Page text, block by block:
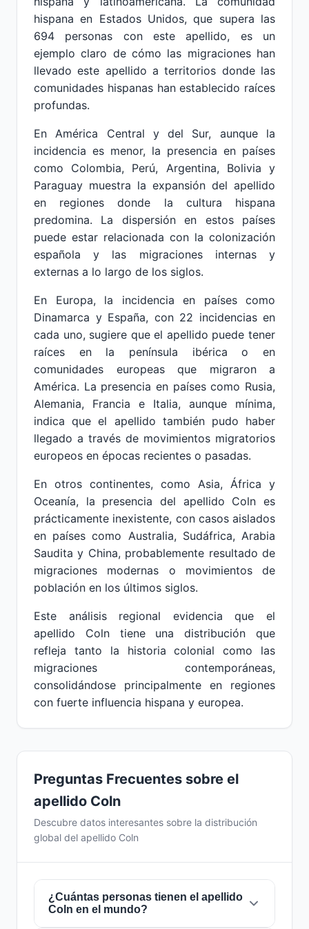
hispana en Estados Unidos, que supera las
694 personas con este apellido, es un
ejemplo claro de cómo las migraciones han
llevado este apellido a territorios donde las
comunidades hispanas han establecido raíces
profundas.
En América Central y del Sur, aunque la
incidencia es menor, la presencia en países
como Colombia, Perú, Argentina, Bolivia y
Paraguay muestra la expansión del apellido
en regiones donde la cultura hispana
predomina. La dispersión en estos países
puede estar relacionada con la colonización
española y las migraciones internas y
externas a lo largo de los siglos.
En Europa, la incidencia en países como
Dinamarca y España, con 22 incidencias en
cada uno, sugiere que el apellido puede tener
raíces en la península ibérica o en
comunidades europeas que migraron a
América. La presencia en países como Rusia,
Alemania, Francia e Italia, aunque mínima,
indica que el apellido también pudo haber
llegado a través de movimientos migratorios
europeos en épocas recientes o pasadas.
En otros continentes, como Asia, África y
Oceanía, la presencia del apellido Coln es
prácticamente inexistente, con casos aislados
en países como Australia, Sudáfrica, Arabia
Saudita y China, probablemente resultado de
migraciones modernas o movimientos de
población en los últimos siglos.
Este análisis regional evidencia que el
apellido Coln tiene una distribución que
refleja tanto la historia colonial como las
migraciones contemporáneas,
consolidándose principalmente en regiones
con fuerte influencia hispana y europea.
Preguntas Frecuentes sobre el
apellido Coln
Descubre datos interesantes sobre la distribución
global del apellido Coln
¿Cuántas personas tienen el apellido
Coln en el mundo?